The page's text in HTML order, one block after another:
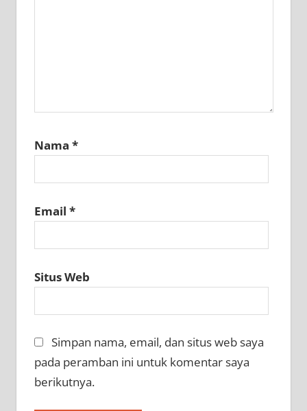
Nama *
Email *
Situs Web
Simpan nama, email, dan situs web saya
pada peramban ini untuk komentar saya
berikutnya.